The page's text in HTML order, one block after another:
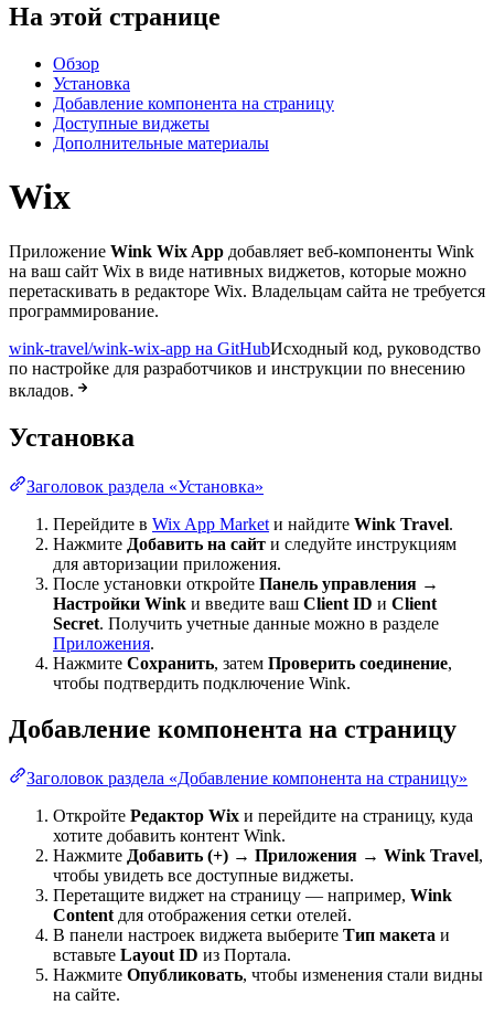
На этой странице
Обзор
Установка
Добавление компонента на страницу
Доступные виджеты
Дополнительные материалы
Wix
Приложение Wink Wix App добавляет веб-компоненты Wink
на ваш сайт Wix в виде нативных виджетов, которые можно
перетаскивать в редакторе Wix. Владельцам сайта не требуется
программирование.
wink-travel/wink-wix-app на GitHubИсходный код, руководство
по настройке для разработчиков и инструкции по внесению
вкладов.
Установка
Заголовок раздела «Установка»
Перейдите в Wix App Market и найдите Wink Travel.
Нажмите Добавить на сайт и следуйте инструкциям
для авторизации приложения.
После установки откройте Панель управления →
Настройки Wink и введите ваш Client ID и Client
Secret. Получить учетные данные можно в разделе
Приложения.
Нажмите Сохранить, затем Проверить соединение,
чтобы подтвердить подключение Wink.
Добавление компонента на страницу
Заголовок раздела «Добавление компонента на страницу»
Откройте Редактор Wix и перейдите на страницу, куда
хотите добавить контент Wink.
Нажмите Добавить (+) → Приложения → Wink Travel,
чтобы увидеть все доступные виджеты.
Перетащите виджет на страницу — например, Wink
Content для отображения сетки отелей.
В панели настроек виджета выберите Тип макета и
вставьте Layout ID из Портала.
Нажмите Опубликовать, чтобы изменения стали видны
на сайте.